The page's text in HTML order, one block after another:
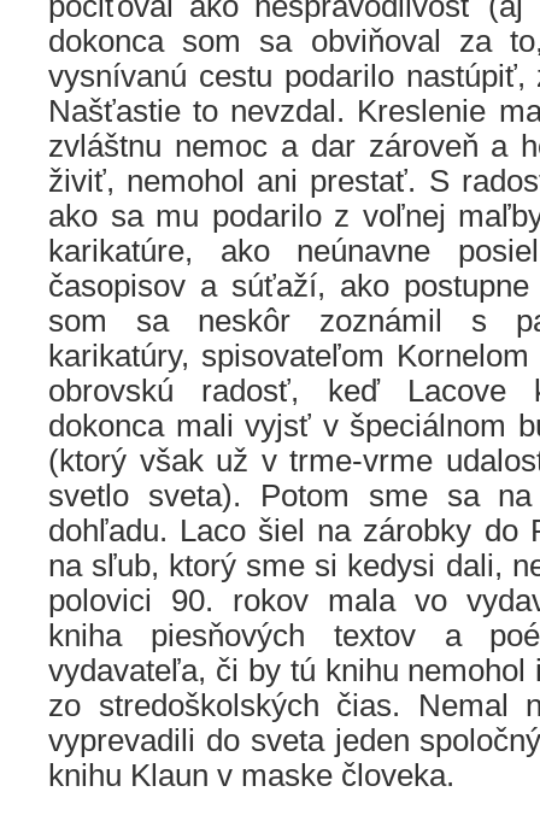
dokonca som sa obviňoval za
vysnívanú cestu podarilo
Našťastie to nevzdal. Kreslenie
zvláštnu nemoc a dar zároveň a
živiť, nemohol ani prestať. S
ako sa mu podarilo z voľnej
karikatúre, ako neúnavne
časopisov a súťaží, ako
som sa neskôr zoznámil s
karikatúry, spisovateľom
obrovskú radosť, keď Lacove
dokonca mali vyjsť v špeciálnom
(ktorý však už v trme-vrme
svetlo sveta). Potom sme sa
dohľadu. Laco šiel na zárobky do
na sľub, ktorý sme si kedysi dali,
polovici 90. rokov mala vo
kniha piesňových textov a
vydavateľa, či by tú knihu
zo stredoškolských čias. Nemal
vyprevadili do sveta jeden
knihu Klaun v maske človeka.